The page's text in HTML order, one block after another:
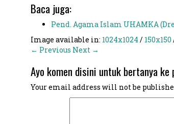
Baca juga:
Pend. Agama Islam UHAMKA
Image available in: 1024x1024 / 150x150
← Previous Next →
Ayo komen disini untuk bertanya
Your email address will not be